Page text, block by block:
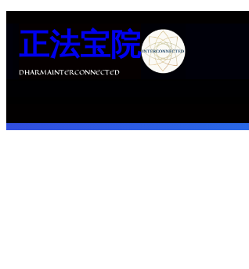
正法宝院
DHARMAINTERCONNECTED